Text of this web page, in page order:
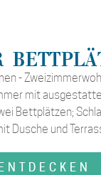
-
mit
Bettplätzen;
Dusche und
ENTDECKEN